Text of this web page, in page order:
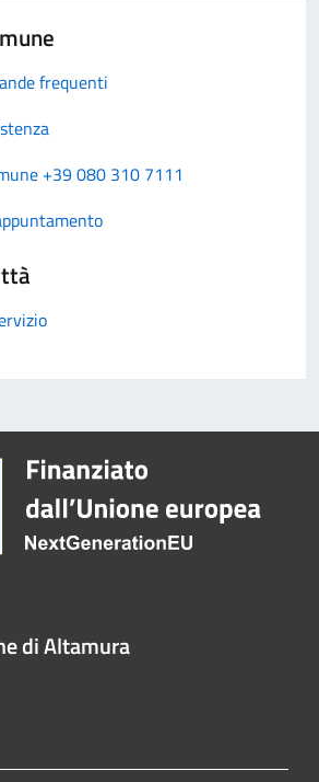
frequenti
+39 080 310 7111
di Altamura